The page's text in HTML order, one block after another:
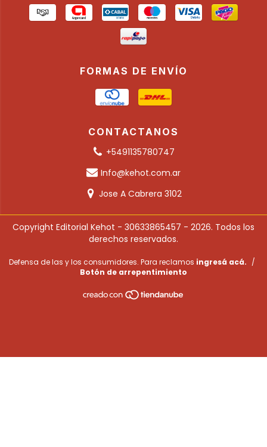
FORMAS DE ENVÍO
CONTACTANOS
+5491135780747
Info@kehot.com.ar
Jose A Cabrera 3102
Copyright Editorial Kehot - 30633865457 - 2026. Todos los
derechos reservados.
Defensa de las y los consumidores. Para reclamos ingresá acá. /
Botón de arrepentimiento